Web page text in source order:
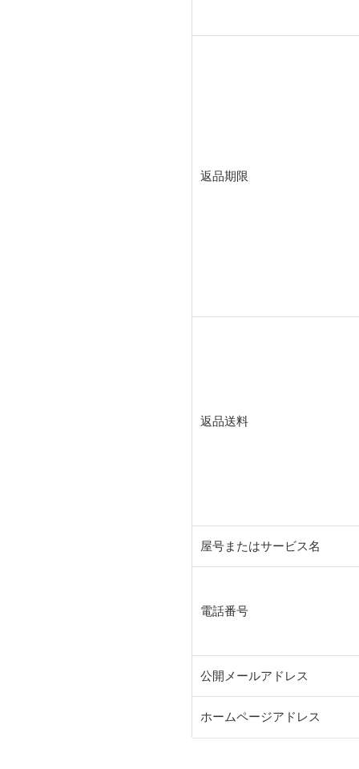
返品期限
返品送料
屋号またはサービス名
電話番号
公開メールアドレス
ホームページアドレス